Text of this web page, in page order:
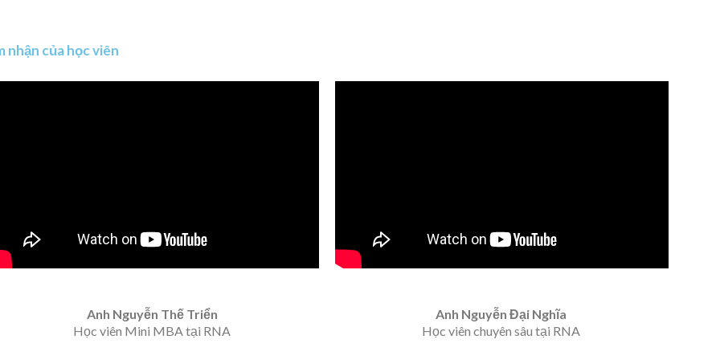
nhận của học viên
Anh Nguyễn Thế Triển
Học viên Mini MBA tại RNA
Anh Nguyễn Đại Nghĩa
Học viên chuyên sâu tại RNA